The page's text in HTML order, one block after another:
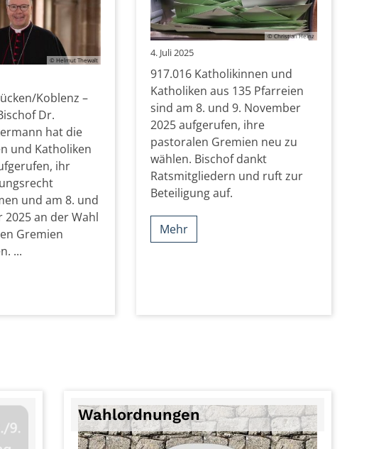
© Helmut Thewalt
Koblenz –
Dr.
hat die
und Katholiken
ihr
und am 8. und
2025 an der Wahl
Gremien
...
© Christian Heinz
4. Juli 2025
917.016 Katholikinnen und
Katholiken aus 135 Pfarreien
sind am 8. und 9. November
2025 aufgerufen, ihre
pastoralen Gremien neu zu
wählen. Bischof dankt
Ratsmitgliedern und ruft zur
Beteiligung auf.
Mehr
Wahlordnungen